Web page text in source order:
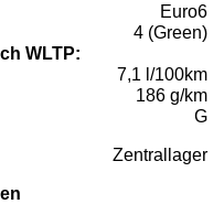
Euro6
4 (Green)
WLTP:
7,1 l/100km
186 g/km
G
Zentrallager